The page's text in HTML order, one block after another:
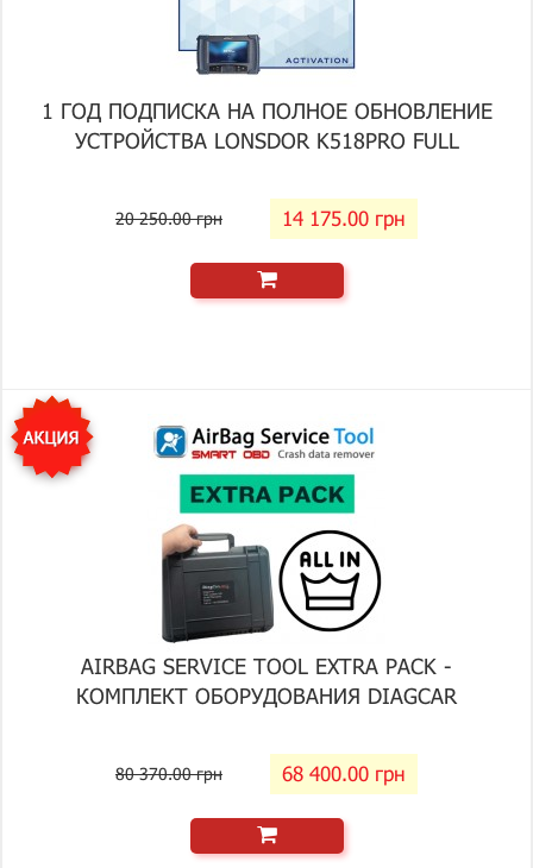
1 ГОД ПОДПИСКА НА ПОЛНОЕ ОБНОВЛЕНИЕ
УСТРОЙСТВА LONSDOR K518PRO FULL
20 250.00 грн 14 175.00 грн
AIRBAG SERVICE TOOL EXTRA PACK -
КОМПЛЕКТ ОБОРУДОВАНИЯ DIAGCAR
80 370.00 грн 68 400.00 грн